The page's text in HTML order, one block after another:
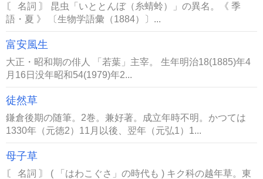
〘 名詞 〙 昆虫「いととんぼ（糸蜻蛉）」の異名。《 季
語・夏 》 〔生物学語彙（1884）〕...
富安風生
大正・昭和期の俳人 「若葉」主宰。 生年明治18(1885)年4
月16日没年昭和54(1979)年2...
徒然草
鎌倉後期の随筆。2巻。兼好著。成立年時不明。かつては
1330年（元徳2）11月以後、翌年（元弘1）1...
母子草
〘 名詞 〙 ( 「はわこぐさ」の時代も ) キク科の越年草。東